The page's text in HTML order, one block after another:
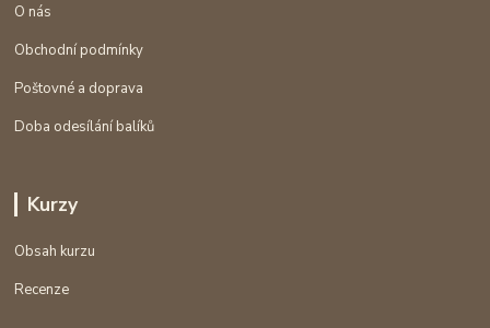
O nás
Obchodní podmínky
Poštovné a doprava
Doba odesílání balíků
Kurzy
Obsah kurzu
Recenze